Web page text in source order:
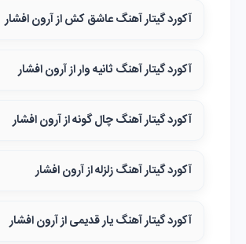
آکورد گیتار آهنگ عاشق کش از آرون افشار
آکورد گیتار آهنگ ثانیه وار از آرون افشار
آکورد گیتار آهنگ چال گونه از آرون افشار
آکورد گیتار آهنگ زلزله از آرون افشار
آکورد گیتار آهنگ یار قدیمی از آرون افشار